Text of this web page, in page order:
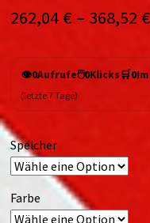
262,04 € – 368,52 €
👁️0Aufrufe🖱️0Klicks🛒0
(letzte 7 Tage)
Speicher
Farbe